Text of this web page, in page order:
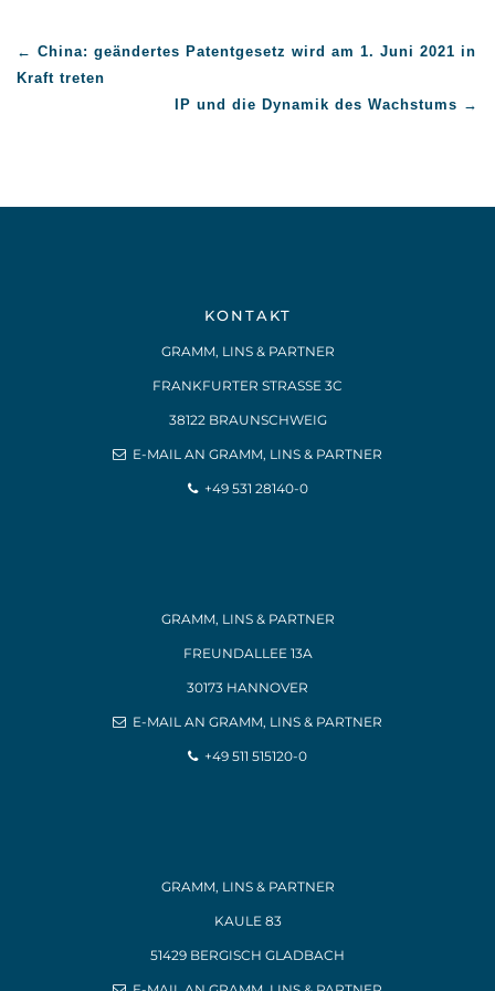
← China: geändertes Patentgesetz wird am 1. Juni 2021 in
Kraft treten
IP und die Dynamik des Wachstums →
KONTAKT
GRAMM, LINS & PARTNER
FRANKFURTER STRASSE 3C
38122 BRAUNSCHWEIG
E-MAIL AN GRAMM, LINS & PARTNER
+49 531 28140-0
GRAMM, LINS & PARTNER
FREUNDALLEE 13A
30173 HANNOVER
E-MAIL AN GRAMM, LINS & PARTNER
+49 511 515120-0
GRAMM, LINS & PARTNER
KAULE 83
51429 BERGISCH GLADBACH